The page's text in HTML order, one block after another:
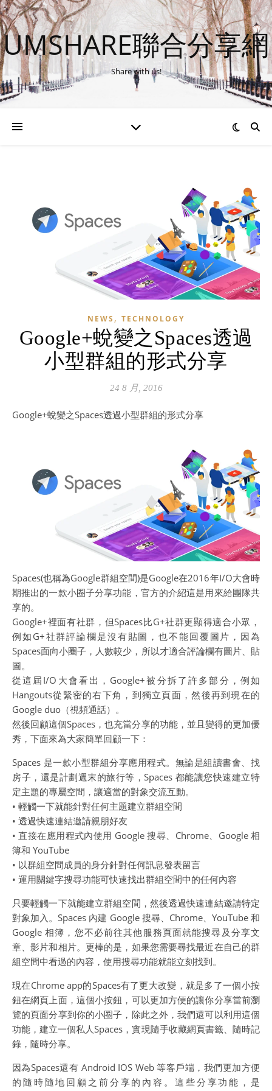
UMSHARE聯合分享網
Share with us!
NEWS , TECHNOLOGY
Google+蛻變之Spaces透過
小型群組的形式分享
24 8 月, 2016
Google+蛻變之Spaces透過小型群組的形式分享
Spaces(也稱為Google群組空間)是Google在2016年I/O大會時
期推出的一款小圈子分享功能，官方的介紹這是用來給團隊共
享的。
Google+裡面有社群，但Spaces比G+社群更顯得適合小眾，
例如G+社群評論欄是沒有貼圖，也不能回覆圖片，因為
Spaces面向小圈子，人數較少，所以才適合評論欄有圖片、貼
圖。
從這屆I/O大會看出，Google+被分拆了許多部分，例如
Hangouts從緊密的右下角，到獨立頁面，然後再到現在的
Google duo（視頻通話）。
然後回顧這個Spaces，也充當分享的功能，並且變得的更加優
秀，下面來為大家簡單回顧一下：
Spaces 是一款小型群組分享應用程式。無論是組讀書會、找
房子，還是計劃週末的旅行等，Spaces 都能讓您快速建立特
定主題的專屬空間，讓適當的對象交流互動。
• 輕觸一下就能針對任何主題建立群組空間
• 透過快速連結邀請親朋好友
• 直接在應用程式內使用 Google 搜尋、Chrome、Google 相
簿和 YouTube
• 以群組空間成員的身分針對任何訊息發表留言
• 運用關鍵字搜尋功能可快速找出群組空間中的任何內容
只要輕觸一下就能建立群組空間，然後透過快速連結邀請特定
對象加入。Spaces 內建 Google 搜尋、Chrome、YouTube 和
Google 相簿，您不必前往其他服務頁面就能搜尋及分享文
章、影片和相片。更棒的是，如果您需要尋找最近在自己的群
組空間中看過的內容，使用搜尋功能就能立刻找到。
現在Chrome app的Spaces有了更大改變，就是多了一個小按
鈕在網頁上面，這個小按鈕，可以更加方便的讓你分享當前瀏
覽的頁面分享到你的小圈子，除此之外，我們還可以利用這個
功能，建立一個私人Spaces，實現隨手收藏網頁書籤、隨時記
錄，隨時分享。
因為Spaces還有 Android IOS Web 等客戶端，我們更加方便
的隨時隨地回顧之前分享的內容。這些分享功能，是